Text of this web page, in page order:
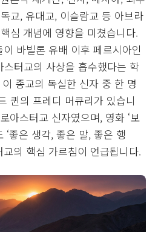
교, 유대교, 이슬람교 등 아브라
심 개념에 영향을 미쳤습니다.
바빌론 유배 이후 페르시아인
터교의 사상을 흡수했다는 학
종교의 독실한 신자 중 한 명
퀸의 프레디 머큐리가 있습니
아스터교 신자였으며, 영화 ‘보
‘좋은 생각, 좋은 말, 좋은 행
교의 핵심 가르침이 언급됩니다.